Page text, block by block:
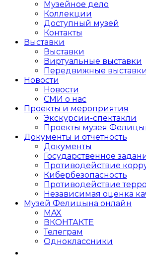
Музейное дело
Коллекции
Доступный музей
Контакты
Выставки
Выставки
Виртуальные выставки
Передвижные выставки
Новости
Новости
СМИ о нас
Проекты и мероприятия
Экскурсии-спектакли
Проекты музея
Документы и отчетность
Документы
Государственное
Противодействие
Кибер­безопасность
Противодействие
Независимая оценка
Музей Фелицына онлайн
MAX
ВКОНТАКТЕ
Телеграм
Одноклассники